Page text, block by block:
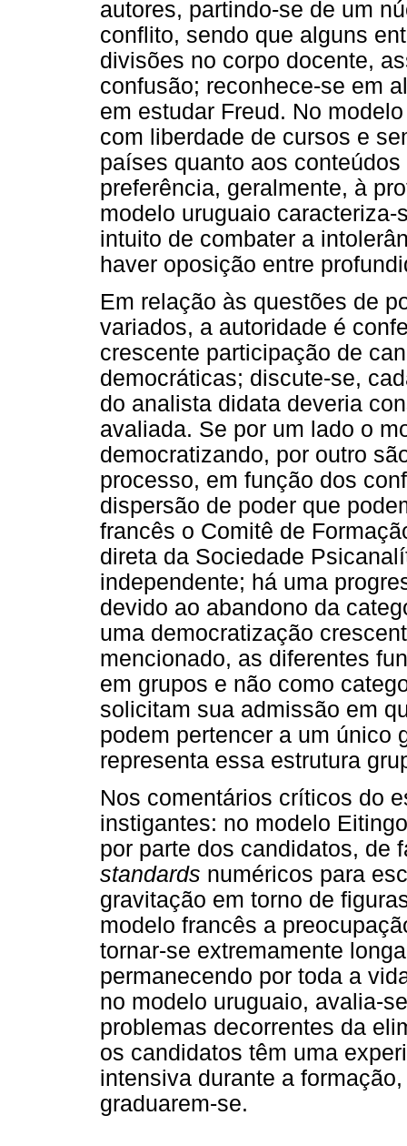
autores, partindo-se de um
conflito, sendo que alguns
divisões no corpo docente,
confusão; reconhece-se em
em estudar Freud. No
com liberdade de cursos e
países quanto aos
preferência, geralmente, à
modelo uruguaio
intuito de combater a
haver oposição entre
Em relação às questões de
variados, a autoridade é
crescente participação de
democráticas; discute-se,
do analista didata deveria
avaliada. Se por um lado o
democratizando, por outro
processo, em função dos
dispersão de poder que
francês o Comitê de
direta da Sociedade
independente; há uma
devido ao abandono da
uma democratização
mencionado, as diferentes
em grupos e não como
solicitam sua admissão em
podem pertencer a um único
representa essa estrutura
Nos comentários críticos do
instigantes: no modelo
por parte dos candidatos, de
standards numéricos para
gravitação em torno de
modelo francês a
tornar-se extremamente
permanecendo por toda a
no modelo uruguaio, avalia-
problemas decorrentes da
os candidatos têm uma
intensiva durante a
graduarem-se.